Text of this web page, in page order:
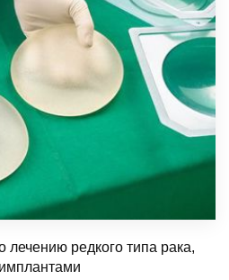
редкого типа рака,